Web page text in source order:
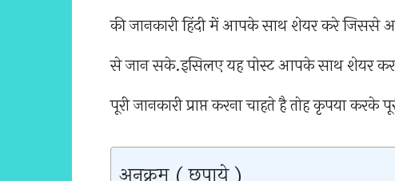
की जानकारी हिंदी में आपके साथ शेयर करे
से जान सके.इसिलए यह पोस्ट आपके साथ शेयर
पूरी जानकारी प्राप्त करना चाहते है तोह कृपया करके